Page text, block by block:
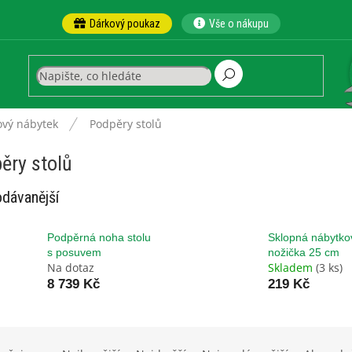
Dárkový poukaz Vše o nákupu
nábytek Podpěry stolů
stolů
Podpěrná noha stolu
s posuvem
Na dotaz
8 739 Kč
Sklopná
nožička 25 cm
Skladem (3 ks)
219 Kč